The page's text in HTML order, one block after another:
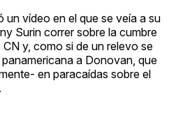
un vídeo en el que se veía a su
Surin correr sobre la cumbre
y, como si de un relevo se
a Donovan, que
en paracaídas sobre el